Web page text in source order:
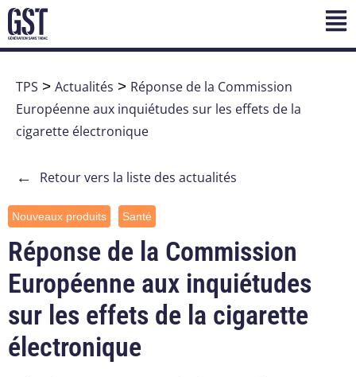
TPS > Actualités > Réponse de la Commission
Européenne aux inquiétudes sur les effets de la
cigarette électronique
← Retour vers la liste des actualités
Nouveaux produits Santé
Réponse de la Commission
Européenne aux inquiétudes
sur les effets de la cigarette
électronique